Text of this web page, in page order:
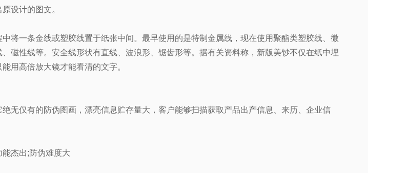
设计的图文。
将一条金线或塑胶线置于纸张中间。最早使用的是特制金属线，现在使用聚酯类塑胶线、微
磁性线等。安全线形状有直线、波浪形、锯齿形等。据有关资料称，新版美钞不仅在纸中埋
用高倍放大镜才能看清的文字。
无仅有的防伪图画，漂亮信息贮存量大，客户能够扫描获取产品出产信息、来历、企业信
杰出;防伪难度大